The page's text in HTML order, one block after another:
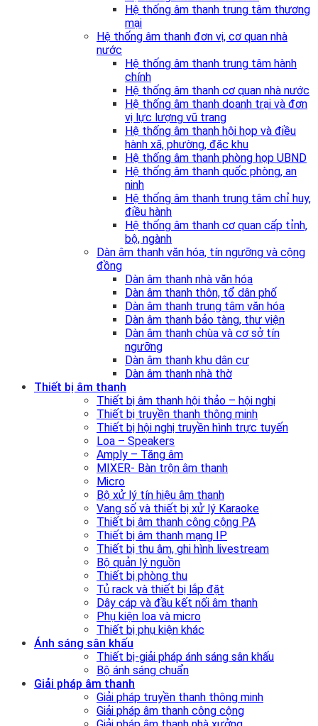
Hệ thống âm thanh trung tâm thương
mại
Hệ thống âm thanh đơn vị, cơ quan nhà
nước
Hệ thống âm thanh trung tâm hành
chính
Hệ thống âm thanh cơ quan nhà nước
Hệ thống âm thanh doanh trại và đơn
vị lực lượng vũ trang
Hệ thống âm thanh hội họp và điều
hành xã, phường, đặc khu
Hệ thống âm thanh phòng họp UBND
Hệ thống âm thanh quốc phòng, an
ninh
Hệ thống âm thanh trung tâm chỉ huy,
điều hành
Hệ thống âm thanh cơ quan cấp tỉnh,
bộ, ngành
Dàn âm thanh văn hóa, tín ngưỡng và cộng
đồng
Dàn âm thanh nhà văn hóa
Dàn âm thanh thôn, tổ dân phố
Dàn âm thanh trung tâm văn hóa
Dàn âm thanh bảo tàng, thư viện
Dàn âm thanh chùa và cơ sở tín
ngưỡng
Dàn âm thanh khu dân cư
Dàn âm thanh nhà thờ
Thiết bị âm thanh
Thiết bị âm thanh hội thảo – hội nghị
Thiết bị truyền thanh thông minh
Thiết bị hội nghị truyền hình trực tuyến
Loa – Speakers
Amply – Tăng âm
MIXER- Bàn trộn âm thanh
Micro
Bộ xử lý tín hiệu âm thanh
Vang số và thiết bị xử lý Karaoke
Thiết bị âm thanh công cộng PA
Thiết bị âm thanh mạng IP
Thiết bị thu âm, ghi hình livestream
Bộ quản lý nguồn
Thiết bị phòng thu
Tủ rack và thiết bị lắp đặt
Dây cáp và đầu kết nối âm thanh
Phụ kiện loa và micro
Thiết bị phụ kiện khác
Ánh sáng sân khấu
Thiết bị-giải pháp ánh sáng sân khấu
Bộ ánh sáng chuẩn
Giải pháp âm thanh
Giải pháp truyền thanh thông minh
Giải pháp âm thanh công cộng